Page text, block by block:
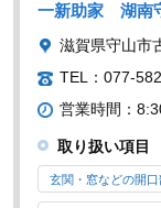
一新助家 湖南
滋賀県守山市
TEL：077-
営業時間：
取り扱い項目
玄関・窓などの開